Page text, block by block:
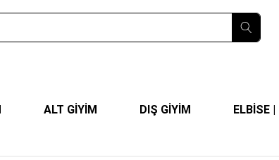
ALT GİYİM DIŞ GİYİM ELBİSE